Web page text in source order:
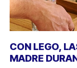
CON LEGO,
MADRE